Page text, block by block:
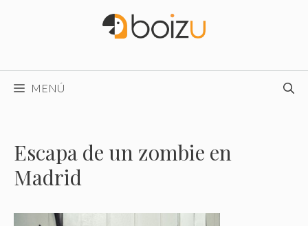
MENÚ
Escapa de un zombie en
Madrid